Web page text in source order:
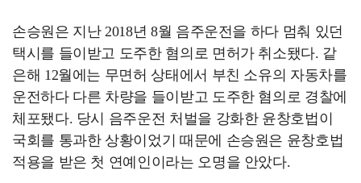
손승원은 지난 2018년 8월 음주운전을 하다 멈춰 있던
택시를 들이받고 도주한 혐의로 면허가 취소됐다. 같
은해 12월에는 무면허 상태에서 부친 소유의 자동차를
운전하다 다른 차량을 들이받고 도주한 혐의로 경찰에
체포됐다. 당시 음주운전 처벌을 강화한 윤창호법이
국회를 통과한 상황이었기 때문에 손승원은 윤창호법
적용을 받은 첫 연예인이라는 오명을 안았다.